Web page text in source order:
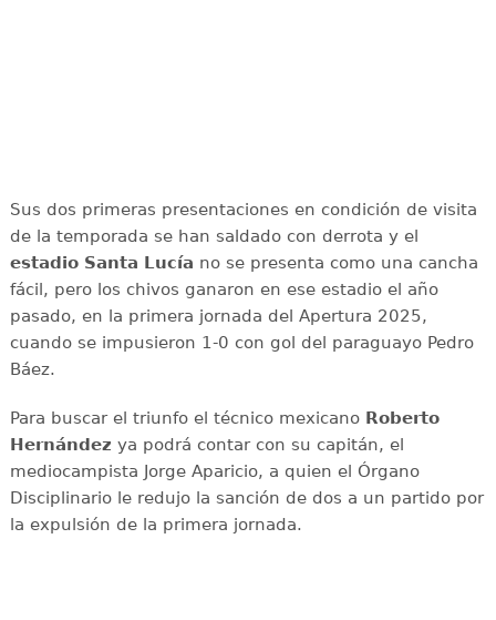
Sus dos primeras presentaciones en condición de visita
de la temporada se han saldado con derrota y el
estadio Santa Lucía no se presenta como una cancha
fácil, pero los chivos ganaron en ese estadio el año
pasado, en la primera jornada del Apertura 2025,
cuando se impusieron 1-0 con gol del paraguayo Pedro
Báez.
Para buscar el triunfo el técnico mexicano Roberto
Hernández ya podrá contar con su capitán, el
mediocampista Jorge Aparicio, a quien el Órgano
Disciplinario le redujo la sanción de dos a un partido por
la expulsión de la primera jornada.